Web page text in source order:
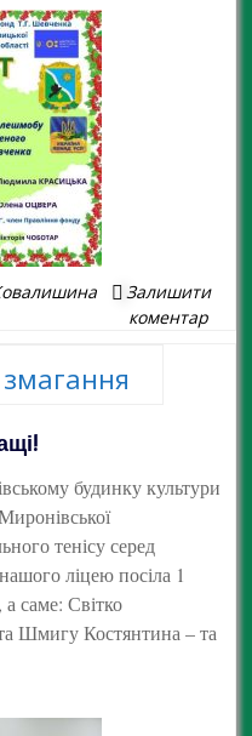
Залишити
коментар
будинку культури
тенісу серед
ліцею посіла 1
а саме: Світко
Шмигу Костянтина – та